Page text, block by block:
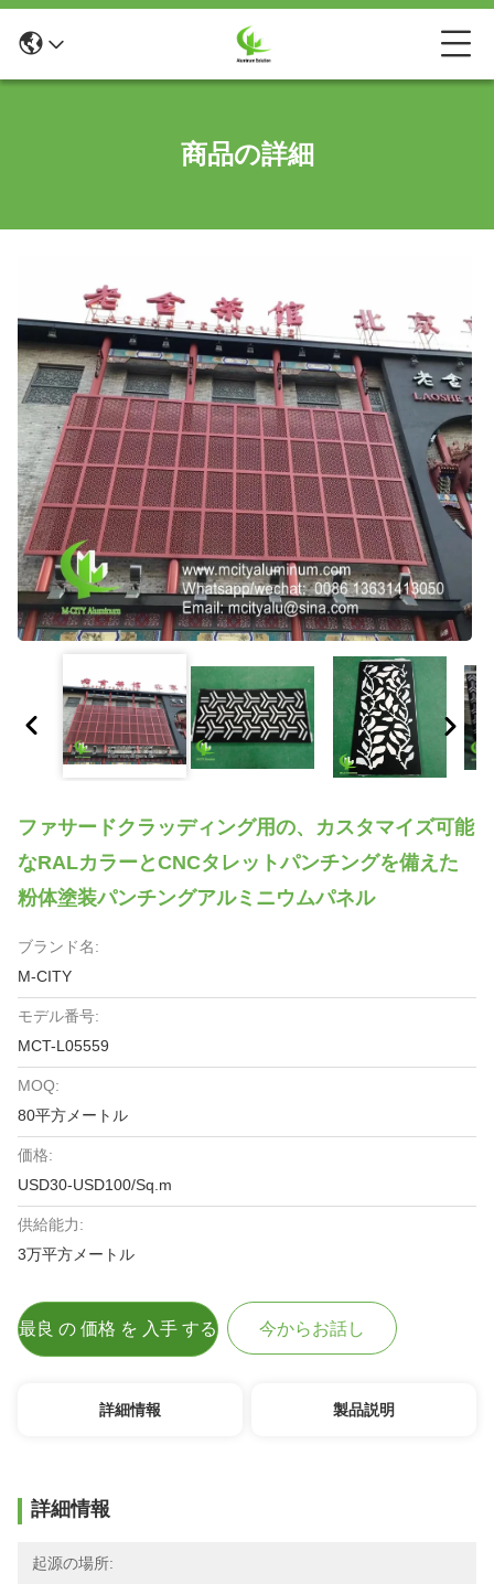
商品の詳細
ファサードクラッディング用の、カスタマイズ可能
なRALカラーとCNCタレットパンチングを備えた
粉体塗装パンチングアルミニウムパネル
ブランド名:
M-CITY
モデル番号:
MCT-L05559
MOQ:
80平方メートル
価格:
USD30-USD100/Sq.m
供給能力:
3万平方メートル
最良 の 価格 を 入手 する 今からお話し
詳細情報 製品説明
詳細情報
起源の場所: